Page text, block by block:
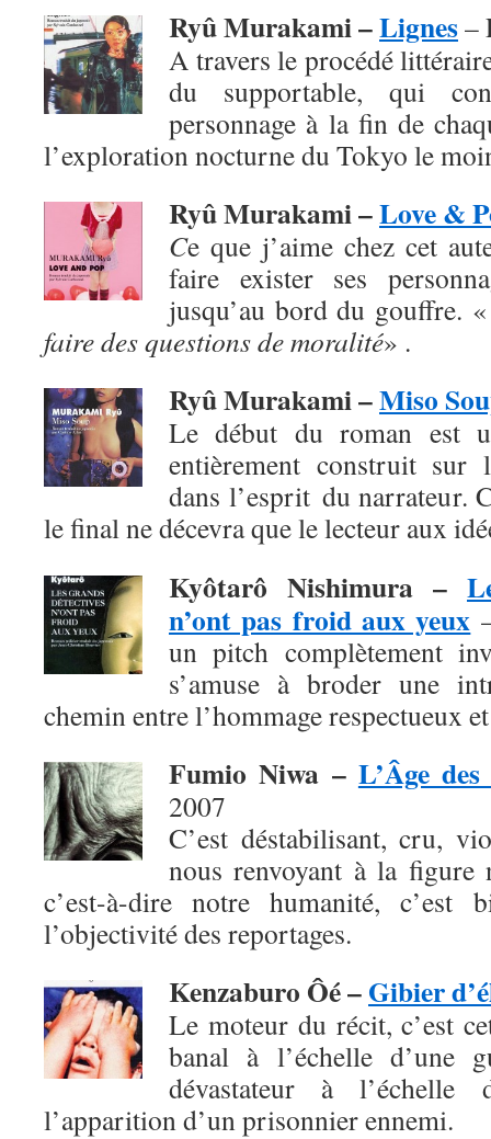
Ryû Murakami –Lignes–
A travers le procédé
du supportable, qui
personnage à la fin de
l’exploration nocturne du Tokyo le
Ryû Murakami –Love &
Ce que j’aime chez cet
faire exister ses
jusqu’au bord du gouffre.
faire des questions de moralité» .
Ryû Murakami –Miso
Le début du roman est
entièrement construit sur
dans l’esprit du narrateur.
le finalne décevra que le lecteur aux
Kyôtarô Nishimura –
n’ont pas froid aux yeux
un pitch complètement
s’amuse à broder une
chemin entre l’hommage respectueux
Fumio Niwa – L’Âge
2007
C’est déstabilisant, cru,
nous renvoyant à la figure
c’est-à-dire notre humanité, c’est
l’objectivité des reportages.
Kenzaburo Ôé –Gibier
Le moteur du récit, c’est
banal à l’échelle d’une
dévastateur à
l’apparition d’un prisonnier ennemi.